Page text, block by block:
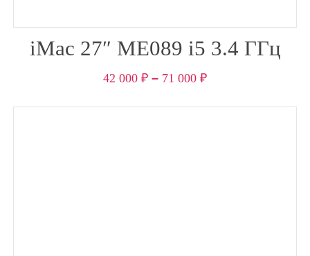
iMac 27″ ME089 i5 3.4 ГГц
42 000 ₽ – 71 000 ₽